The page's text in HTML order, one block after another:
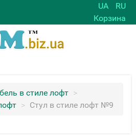
UA
RU
Корзина
в стиле лофт >
> Стул в стиле лофт №9